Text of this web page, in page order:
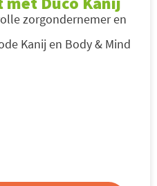
zorgondernemer en
Kanij en Body & Mind